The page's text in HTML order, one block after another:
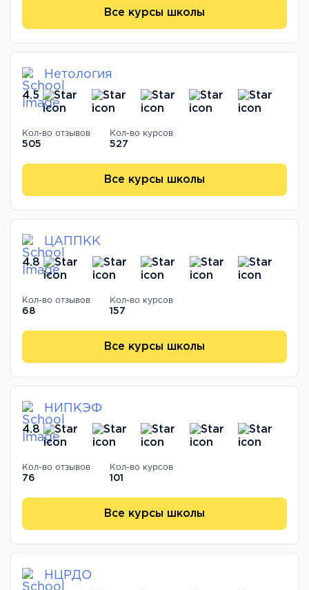
Все курсы школы
Нетология
4.5
Кол-во отзывов
505
Кол-во курсов
527
Все курсы школы
ЦАППКК
4.8
Кол-во отзывов
68
Кол-во курсов
157
Все курсы школы
НИПКЭФ
4.8
Кол-во отзывов
76
Кол-во курсов
101
Все курсы школы
НЦРДО